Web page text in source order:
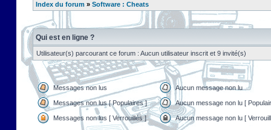
Index du forum » Software : Cheats
Qui est en ligne ?
Utilisateur(s) parcourant ce forum : Aucun utilisateur inscrit et 9 invité(s)
Messages non lus Aucun message non lu
Messages non lus [ Populaires ] Aucun message non lu [
Messages non lus [ Verrouillés ] Aucun message non lu [